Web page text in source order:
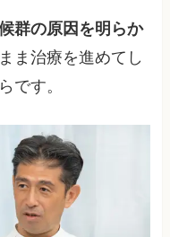
群の原因を明らか
ま治療を進めてし
です。